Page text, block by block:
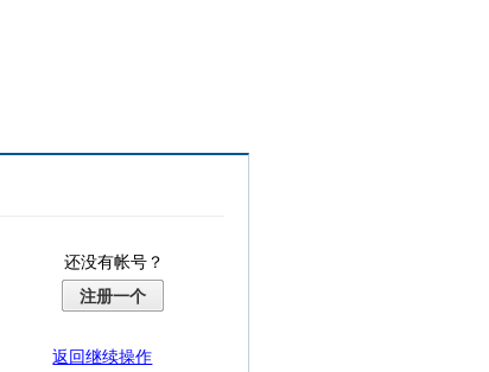
还没有帐号？
注册一个
返回继续操作